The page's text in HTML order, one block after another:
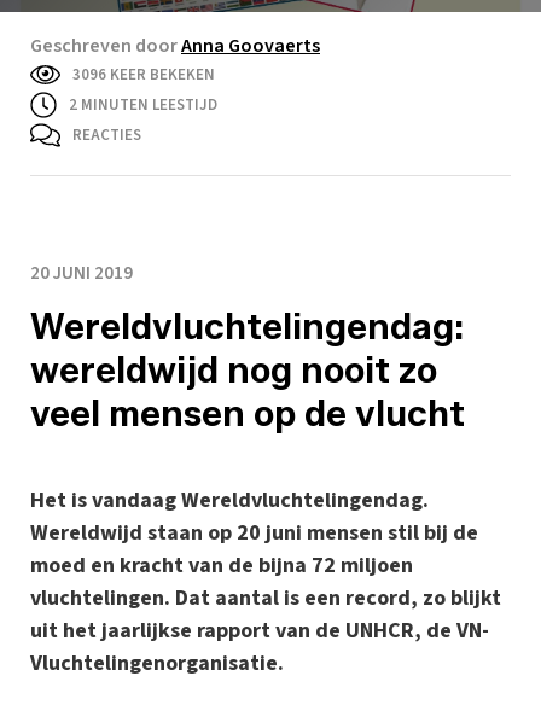
Geschreven doorAnna Goovaerts
3096 KEER BEKEKEN
2 MINUTEN LEESTIJD
REACTIES
20 JUNI 2019
Wereldvluchtelingendag:
wereldwijd nog nooit zo
veel mensen op de vlucht
Het is vandaag Wereldvluchtelingendag.
Wereldwijd staan op 20 juni mensen stil bij de
moed en kracht van de bijna 72 miljoen
vluchtelingen. Dat aantal is een record, zo blijkt
uit het jaarlijkse rapport van de UNHCR, de VN-
Vluchtelingenorganisatie.